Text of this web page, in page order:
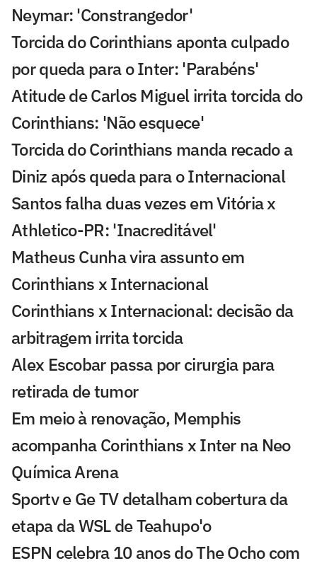
Neymar: 'Constrangedor'
Torcida do Corinthians aponta culpado
por queda para o Inter: 'Parabéns'
Atitude de Carlos Miguel irrita torcida do
Corinthians: 'Não esquece'
Torcida do Corinthians manda recado a
Diniz após queda para o Internacional
Santos falha duas vezes em Vitória x
Athletico-PR: 'Inacreditável'
Matheus Cunha vira assunto em
Corinthians x Internacional
Corinthians x Internacional: decisão da
arbitragem irrita torcida
Alex Escobar passa por cirurgia para
retirada de tumor
Em meio à renovação, Memphis
acompanha Corinthians x Inter na Neo
Química Arena
Sportv e Ge TV detalham cobertura da
etapa da WSL de Teahupo'o
ESPN celebra 10 anos do The Ocho com